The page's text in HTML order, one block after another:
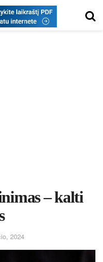
– kal­ti
2024